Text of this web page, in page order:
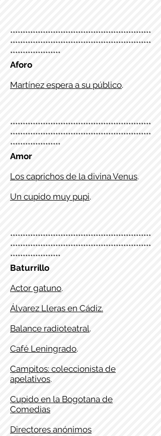
********************************************************
********************************************************
********************
Aforo
Martínez espera a su público.
********************************************************
********************************************************
********************
Amor
Los caprichos de la divina Venus.
Un cupido muy pupi.
********************************************************
********************************************************
********************
Baturrillo
Actor gatuno.
Álvarez Lleras en Cádiz.
Balance radioteatral.
Café Leningrado.
Campitos: coleccionista de
apelativos.
Cupido en la Bogotana de
Comedias
Directores anónimos